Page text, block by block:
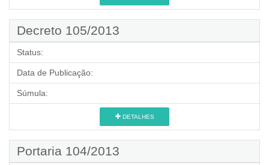
Decreto 105/2013
Status:
Data de Publicação:
Súmula:
DETALHES
Portaria 104/2013